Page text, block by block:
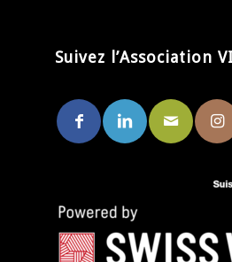
Suivez l’Association